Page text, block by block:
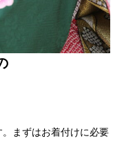
まずはお着付けに必要